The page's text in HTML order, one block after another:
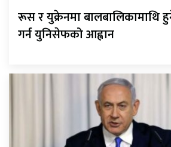
रूस र युक्रेनमा बालबालिकामाथि
गर्न युनिसेफको आह्वान